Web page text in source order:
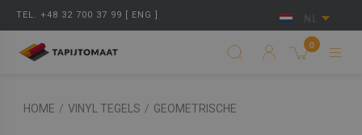
TEL. +48 32 700 37 99 [ ENG ] NL
0
HOME / VINYL TEGELS / GEOMETRISCHE